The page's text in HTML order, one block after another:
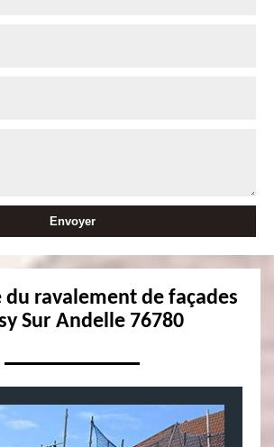
du ravalement de façades
Sur Andelle 76780